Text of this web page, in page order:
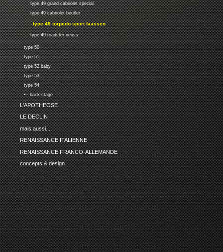
type 49 grand cabriolet special
type 49 cabriolet beutler
type 49 torpedo sport faassen
type 49 roadster neuss
type 50
type 51
type 52 baby
type 53
type 54
•-- back-stage
L'APOTHEOSE
LE DECLIN
mais aussi...
RENAISSANCE ITALIENNE
RENAISSANCE FRANCO-ALLEMANDE
concepts & design